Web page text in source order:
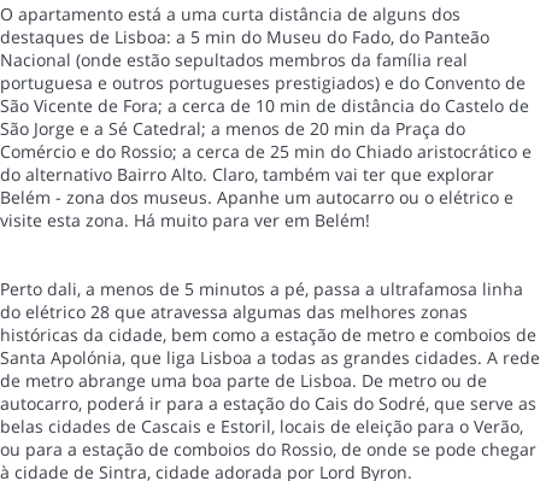
O apartamento está a uma curta distância de alguns dos
destaques de Lisboa: a 5 min do Museu do Fado, do Panteão
Nacional (onde estão sepultados membros da família real
portuguesa e outros portugueses prestigiados) e do Convento de
São Vicente de Fora; a cerca de 10 min de distância do Castelo de
São Jorge e a Sé Catedral; a menos de 20 min da Praça do
Comércio e do Rossio; a cerca de 25 min do Chiado aristocrático e
do alternativo Bairro Alto. Claro, também vai ter que explorar
Belém - zona dos museus. Apanhe um autocarro ou o elétrico e
visite esta zona. Há muito para ver em Belém!
Perto dali, a menos de 5 minutos a pé, passa a ultrafamosa linha
do elétrico 28 que atravessa algumas das melhores zonas
históricas da cidade, bem como a estação de metro e comboios de
Santa Apolónia, que liga Lisboa a todas as grandes cidades. A rede
de metro abrange uma boa parte de Lisboa. De metro ou de
autocarro, poderá ir para a estação do Cais do Sodré, que serve as
belas cidades de Cascais e Estoril, locais de eleição para o Verão,
ou para a estação de comboios do Rossio, de onde se pode chegar
à cidade de Sintra, cidade adorada por Lord Byron.